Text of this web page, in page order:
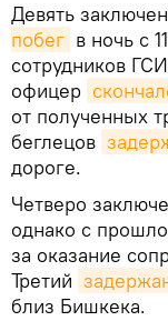
Девять
побег в ночь с
сотрудников
офицер
от полученных
беглецов
дороге.
Четверо
однако с
за оказание
Третий
близ Бишкека.